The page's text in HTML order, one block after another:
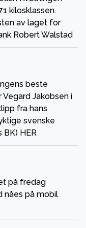
kilosklassen.
av laget for
Robert Walstad
beste
Jakobsen i
fra hans
svenske
BK) HER
på fredag
nåes på mobil